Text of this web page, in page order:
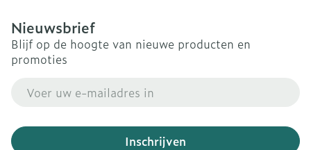
Nieuwsbrief
Blijf op de hoogte van nieuwe producten en
promoties
Inschrijven